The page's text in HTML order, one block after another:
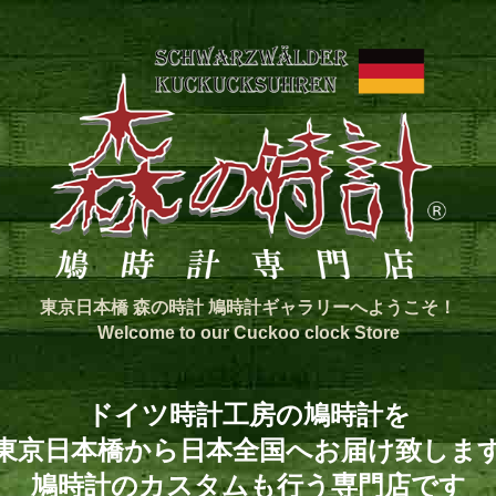
東京日本橋 森の時計 鳩時計ギャラリーへようこそ！
Welcome to our Cuckoo clock Store
ドイツ時計工房の鳩時計を
京日本橋から日本全国へお届け致しま
鳩時計のカスタムも行う専門店です